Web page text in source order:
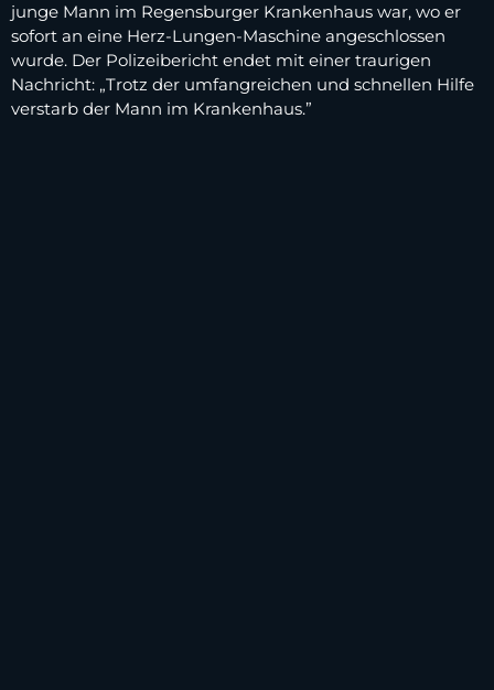
junge Mann im Regensburger Krankenhaus war, wo er
sofort an eine Herz-Lungen-Maschine angeschlossen
wurde. Der Polizeibericht endet mit einer traurigen
Nachricht: „Trotz der umfangreichen und schnellen Hilfe
verstarb der Mann im Krankenhaus.”